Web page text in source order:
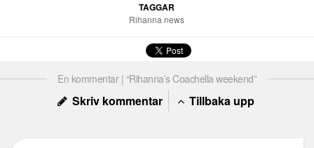
TAGGAR
Rihanna news
En kommentar | “Rihanna’s Coachella weekend”
Skriv kommentar Tillbaka upp